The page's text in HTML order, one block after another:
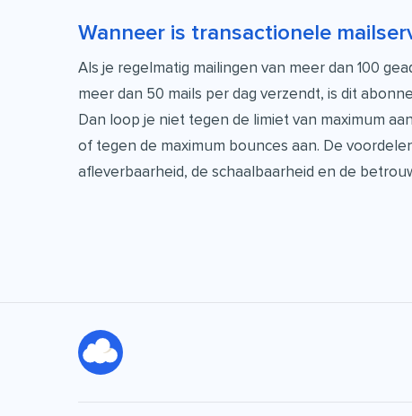
Wanneer is transactionele
Als je regelmatig mailingen van meer dan 100
meer dan 50 mails per dag verzendt, is dit
Dan loop je niet tegen de limiet van maximum
of tegen de maximum bounces aan. De
afleverbaarheid, de schaalbaarheid en de